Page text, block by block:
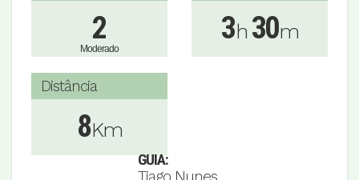
2
Moderado
3h 30m
Distância
8Km
GUIA:
Tiago Nunes